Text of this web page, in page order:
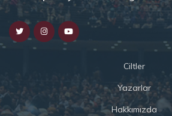
Ciltler
Yazarlar
Hakkımızda